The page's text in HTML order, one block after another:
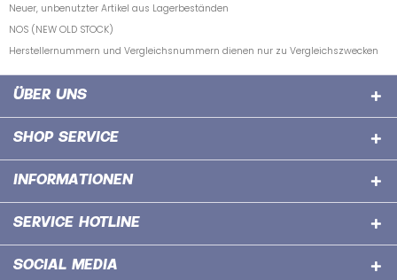
Neuer, unbenutzter Artikel aus Lagerbeständen
NOS (NEW OLD STOCK)
Herstellernummern und Vergleichsnummern dienen nur zu Vergleichszwecken
ÜBER UNS
SHOP SERVICE
INFORMATIONEN
SERVICE HOTLINE
SOCIAL MEDIA